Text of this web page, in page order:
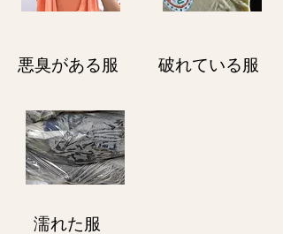
悪臭がある服 破れている服
濡れた服